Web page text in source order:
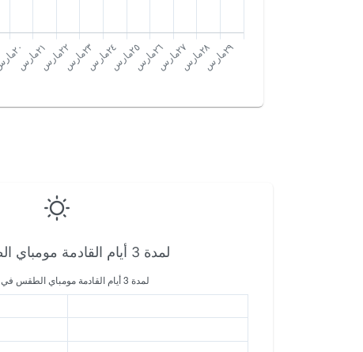
لمدة 3 أيام القادمة مومباي الطقس في